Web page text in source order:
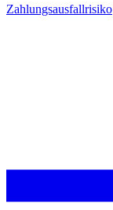
Zahlungsausfallrisiko